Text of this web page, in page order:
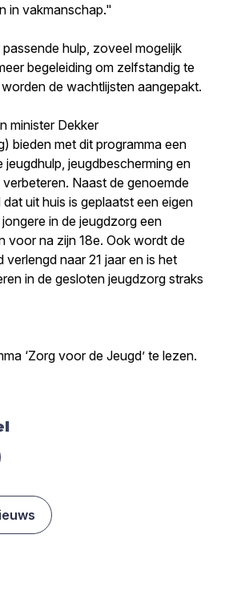
in vakmanschap."
hulp, zoveel mogelijk
begeleiding om zelfstandig te
de wachtlijsten aangepakt.
minister Dekker
bieden met dit programma een
jeugdhulp, jeugdbescherming en
Naast de genoemde
uit huis is geplaatst een eigen
in de jeugdzorg een
voor na zijn 18e. Ook wordt de
naar 21 jaar en is het
in de gesloten jeugdzorg straks
‘Zorg voor de Jeugd’ te lezen.